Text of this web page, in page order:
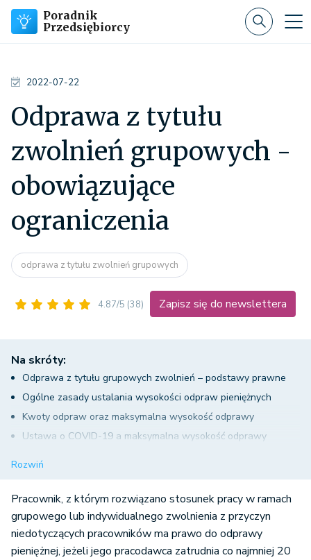
Poradnik
Przedsiębiorcy
2022-07-22
Odprawa z tytułu
zwolnień grupowych -
obowiązujące
ograniczenia
odprawa z tytułu zwolnień grupowych
4.87/5 (38) Zapisz się do newslettera
Na skróty:
Odprawa z tytułu grupowych zwolnień – podstawy prawne
Ogólne zasady ustalania wysokości odpraw pieniężnych
Kwoty odpraw oraz maksymalna wysokość odprawy
Ustawa o COVID-19 a maksymalna wysokość odprawy
Rozwiń
Pracownik, z którym rozwiązano stosunek pracy w ramach
grupowego lub indywidualnego zwolnienia z przyczyn
niedotyczących pracowników ma prawo do odprawy
pieniężnej, jeżeli jego pracodawca zatrudnia co najmniej 20